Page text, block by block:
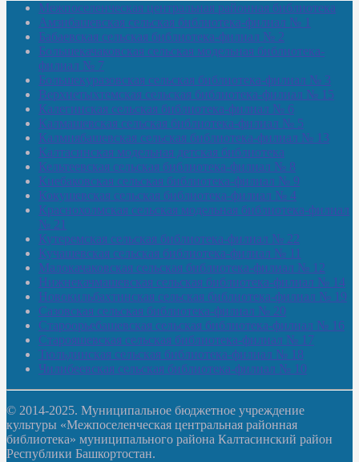
Межпоселенческая центральная районная библиотека
Амзибашевская сельская библиотека-филиал № 1
Бабаевская сельская библиотека-филиал № 2
Большекачаковская сельская модельная библиотека-
филиал № 7
Большекуразовская сельская библиотека-филиал № 3
Верхнетыхтемская сельская библиотека-филиал № 15
Калегинская сельская библиотека-филиал № 6
Калмашевская сельская библиотека-филиал № 5
Калмиябашевская сельская библиотека-филиал № 13
Калтасинская модельная детская библиотека
Кельтеевская сельская библиотека-филиал № 8
Киебаковская сельская библиотека-филиал № 9
Кокушевская сельская библиотека-филиал № 4
Краснохолмская сельская модельная библиотека-филиал
№ 21
Кутеремская сельская библиотека-филиал № 22
Кучашевская сельская библиотека-филиал № 11
Малокачаковская сельская библиотека-филиал № 12
Нижнекачмашевская сельская библиотека-филиал № 14
Новокильбахтинская сельская библиотека-филиал № 19
Сазовская сельская библиотека-филиал № 20
Староорьебашевская сельская библиотека-филиал № 16
Старояшевская сельская библиотека-филиал № 17
Тюльдинская сельская библиотека-филиал № 18
Чилибеевская сельская библиотека-филиал № 10
© 2014-2025. Муниципальное бюджетное учреждение
культуры «Межпоселенческая центральная районная
библиотека» муниципального района Калтасинский район
Республики Башкортостан.